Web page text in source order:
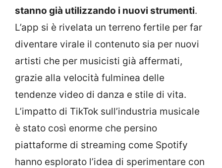
stanno già utilizzando i nuovi strumenti.
L’app si è rivelata un terreno fertile per far
diventare virale il contenuto sia per nuovi
artisti che per musicisti già affermati,
grazie alla velocità fulminea delle
tendenze video di danza e stile di vita.
L’impatto di TikTok sull’industria musicale
è stato così enorme che persino
piattaforme di streaming come Spotify
hanno esplorato l’idea di sperimentare con